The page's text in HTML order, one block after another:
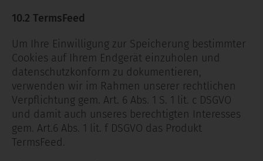
10.2 TermsFeed
Um Ihre Einwilligung zur Speicherung bestimmter
Cookies auf Ihrem Endgerät einzuholen und
datenschutzkonform zu dokumentieren,
verwenden wir im Rahmen unserer rechtlichen
Verpflichtung gem. Art. 6 Abs. 1 S. 1 lit. c DSGVO
und damit auch unseres berechtigten Interesses
gem. Art.6 Abs. 1 lit. f DSGVO das Produkt
TermsFeed.